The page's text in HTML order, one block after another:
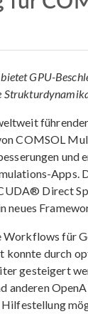
GPU-
COMSOL
Apps.
Direct
neues
für
durch
gesteigert
anderen